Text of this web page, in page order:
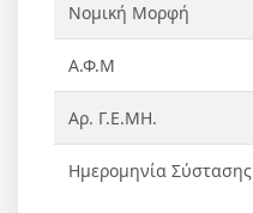
Νομική Μορφή
Α.Φ.Μ
Αρ. Γ.Ε.ΜΗ.
Ημερομηνία Σύστασης